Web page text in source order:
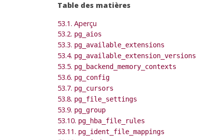
Table des matières
53.1. Aperçu
53.2. pg_aios
53.3. pg_available_extensions
53.4. pg_available_extension_versions
53.5. pg_backend_memory_contexts
53.6. pg_config
53.7. pg_cursors
53.8. pg_file_settings
53.9. pg_group
53.10. pg_hba_file_rules
53.11. pg_ident_file_mappings